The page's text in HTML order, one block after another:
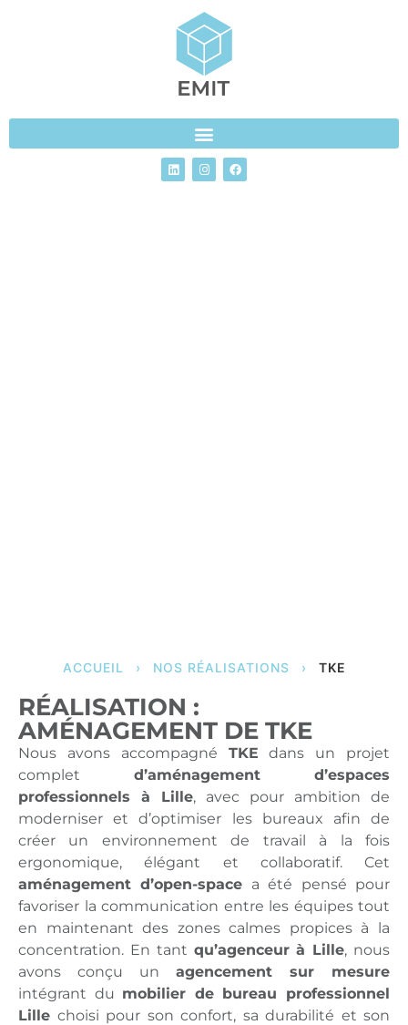
ACCUEIL › NOS RÉALISATIONS › TKE
RÉALISATION :
AMÉNAGEMENT DE TKE
Nous avons accompagné TKE dans un projet
complet d’aménagement d’espaces
professionnels à Lille, avec pour ambition de
moderniser et d’optimiser les bureaux afin de
créer un environnement de travail à la fois
ergonomique, élégant et collaboratif. Cet
aménagement d’open-space a été pensé pour
favoriser la communication entre les équipes tout
en maintenant des zones calmes propices à la
concentration. En tant qu’agenceur à Lille, nous
avons conçu un agencement sur mesure
intégrant du mobilier de bureau professionnel
Lille choisi pour son confort, sa durabilité et son